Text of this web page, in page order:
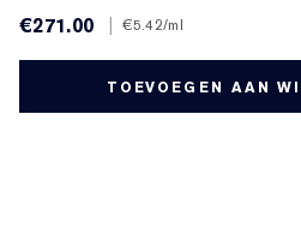
€271.00
€5.42/ml
TOEVOEGEN AAN